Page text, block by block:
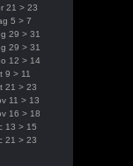
21 > 23
5 > 7
29 > 31
29 > 31
12 > 14
9 > 11
21 > 23
11 > 13
16 > 18
13 > 15
21 > 23